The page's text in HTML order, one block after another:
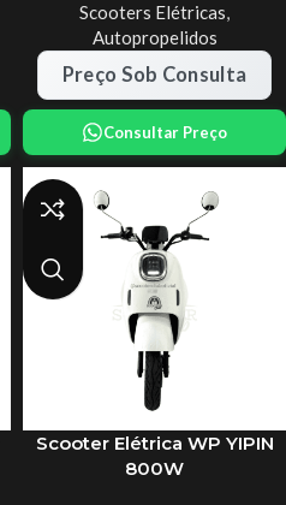
Scooters Elétricas,
Autopropelidos
Preço Sob Consulta
Consultar Preço
Scooter Elétrica WP YIPIN
800W